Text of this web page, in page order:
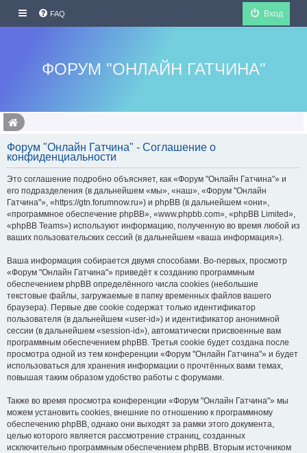
FAQ Вход
ФОРУМ "ОНЛАЙН ГАТЧИНА"
Форум "Онлайн Гатчина" - Соглашение о
конфиденциальности
Это соглашение подробно объясняет, как «Форум "Онлайн Гатчина"» и
его подразделения (в дальнейшем «мы», «наш», «Форум "Онлайн
Гатчина"», «https://gtn.forumnow.ru») и phpBB (в дальнейшем «они»,
«программное обеспечение phpBB», «www.phpbb.com», «phpBB Limited»,
«phpBB Teams») используют информацию, полученную во время любой из
ваших пользовательских сессий (в дальнейшем «ваша информация»).
Ваша информация собирается двумя способами. Во-первых, просмотр
«Форум "Онлайн Гатчина"» приведёт к созданию программным
обеспечением phpBB определённого числа cookies (небольшие
текстовые файлы, загружаемые в папку временных файлов вашего
браузера). Первые две cookie содержат только идентификатор
пользователя (в дальнейшем «user-id») и идентификатор анонимной
сессии (в дальнейшем «session-id»), автоматически присвоенные вам
программным обеспечением phpBB. Третья cookie будет создана после
просмотра одной из тем конференции «Форум "Онлайн Гатчина"» и будет
использоваться для хранения информации о прочтённых вами темах,
повышая таким образом удобство работы с форумами.
Также во время просмотра конференции «Форум "Онлайн Гатчина"» мы
можем установить cookies, внешние по отношению к программному
обеспечению phpBB, однако они выходят за рамки этого документа,
целью которого является рассмотрение страниц, созданных
исключительно программным обеспечением phpBB. Вторым источником